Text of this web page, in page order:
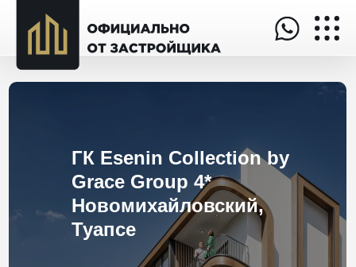
ГК Esenin Collection by
Grace Group 4*
Новомихайловский,
Туапсе